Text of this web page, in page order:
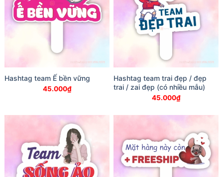
Hashtag team Ế bền vững
45.000₫
Hashtag team trai đẹp / đẹp
trai / zai đẹp (có nhiều mẫu)
45.000₫